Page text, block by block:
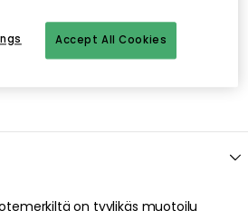
on tyylikäs muotoilu
Accept All Cookies